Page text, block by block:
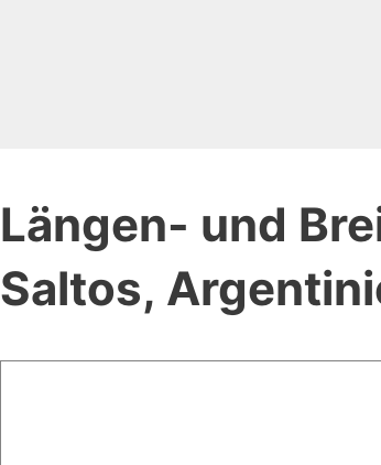
Längen- und
Saltos,